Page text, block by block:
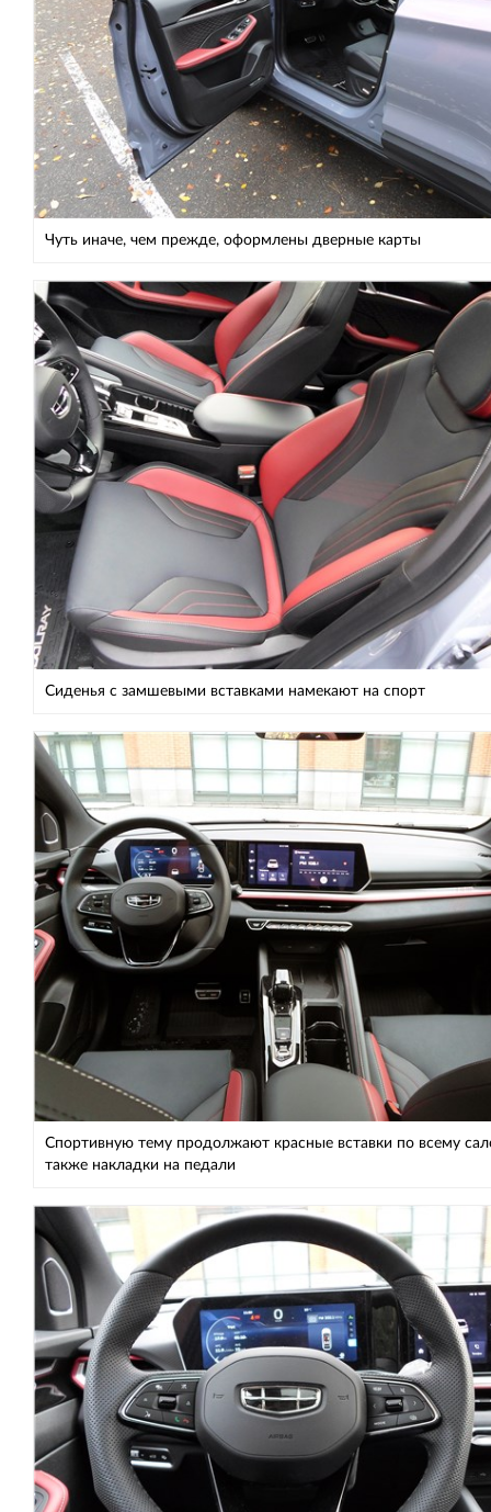
Чуть иначе, чем прежде, оформлены дверные карты
Сиденья с замшевыми вставками намекают на спорт
Спортивную тему продолжают красные вставки по всему
также накладки на педали